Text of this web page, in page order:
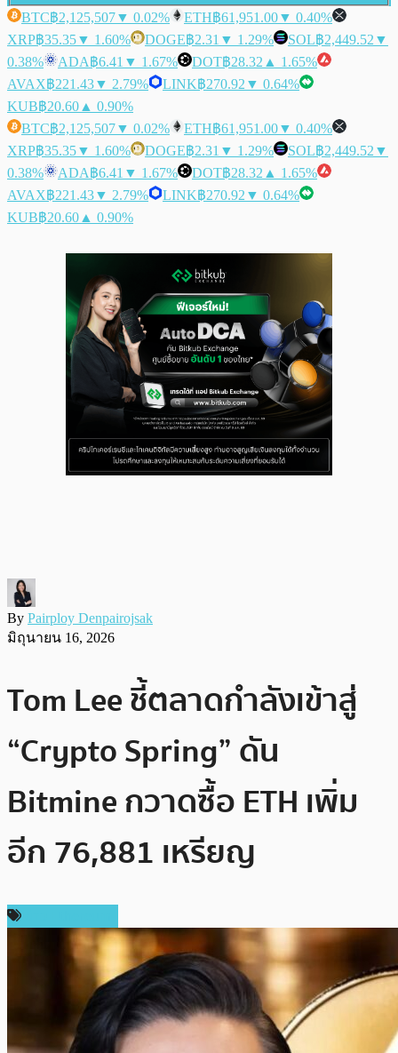
BTC฿2,125,507▼ 0.02% ETH฿61,951.00▼ 0.40%
XRP฿35.35▼ 1.60% DOGE฿2.31 ▼ 1.29% SOL฿2,449.52 ▼
0.38%
ADA฿6.41 ▼ 1.67% DOT฿28.32 ▲ 1.65%
AVAX฿221.43▼ 2.79% LINK฿270.92 ▼ 0.64%
KUB฿20.60 ▲ 0.90%
BTC฿2,125,507▼ 0.02% ETH฿61,951.00▼ 0.40%
XRP฿35.35▼ 1.60% DOGE฿2.31 ▼ 1.29% SOL฿2,449.52 ▼
0.38%
ADA฿6.41 ▼ 1.67% DOT฿28.32 ▲ 1.65%
AVAX฿221.43▼ 2.79% LINK฿270.92 ▼ 0.64%
KUB฿20.60 ▲ 0.90%
By Pairploy Denpairojsak
มิถุนายน 16, 2026
Tom Lee ชี้ตลาดกำลังเข้าสู่
“Crypto Spring” ดัน
Bitmine กวาดซื้อ ETH เพิ่ม
อีก 76,881 เหรียญ